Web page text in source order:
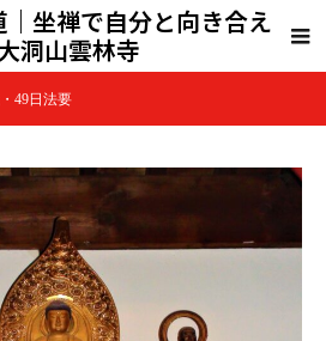
坐禅で自分と向き合え
洞山雲林寺
49日法要